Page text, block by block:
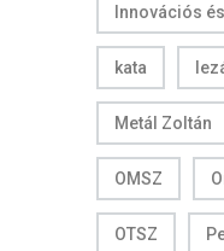
Innovációs
kata
Metál Zoltán
OMSZ
OTSZ